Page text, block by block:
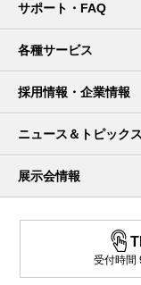
サポート・FAQ
各種サービス
採用情報・企業情報
ニュース＆トピックス
展示会情報
受付時間